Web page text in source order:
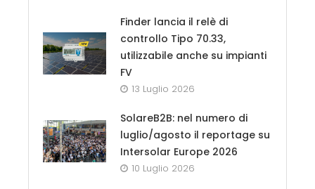
Finder lancia il relè di
controllo Tipo 70.33,
utilizzabile anche su impianti
FV
13 Luglio 2026
SolareB2B: nel numero di
luglio/agosto il reportage su
Intersolar Europe 2026
10 Luglio 2026